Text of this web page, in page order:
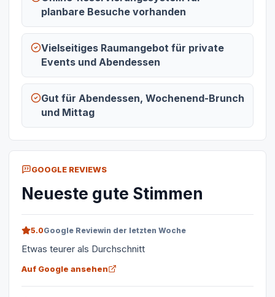
planbare Besuche vorhanden
Vielseitiges Raumangebot für private
Events und Abendessen
Gut für Abendessen, Wochenend-Brunch
und Mittag
GOOGLE REVIEWS
Neueste gute Stimmen
5.0Google Reviewin der letzten Woche
Etwas teurer als Durchschnitt
Auf Google ansehen